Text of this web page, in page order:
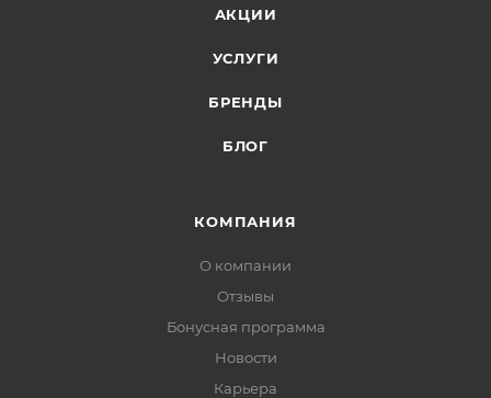
АКЦИИ
УСЛУГИ
БРЕНДЫ
БЛОГ
КОМПАНИЯ
О компании
Отзывы
Бонусная программа
Новости
Карьера